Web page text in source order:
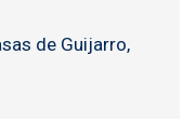
de Guijarro,